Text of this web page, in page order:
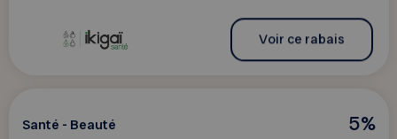
Voir ce rabais
5%
Santé - Beauté